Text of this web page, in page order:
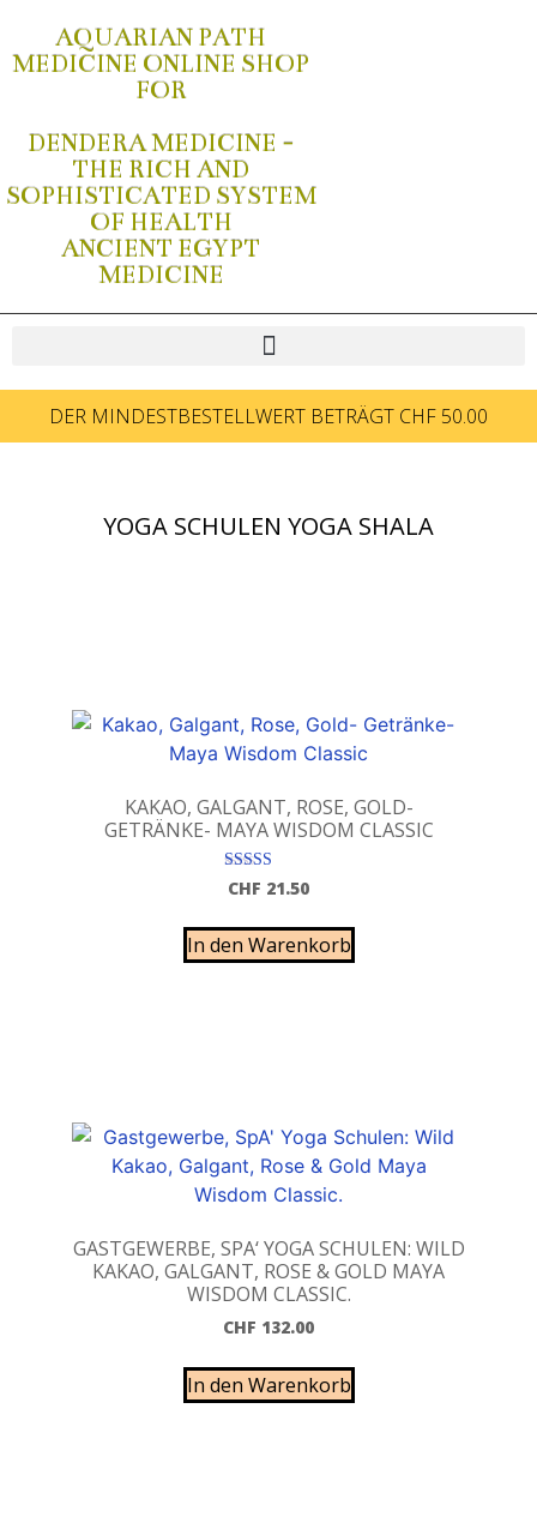
AQUARIAN PATH
MEDICINE ONLINE SHOP
FOR
DENDERA MEDICINE -
THE RICH AND
SOPHISTICATED SYSTEM
OF HEALTH
ANCIENT EGYPT
MEDICINE
DER MINDESTBESTELLWERT BETRÄGT CHF 50.00
YOGA SCHULEN YOGA SHALA
KAKAO, GALGANT, ROSE, GOLD-
GETRÄNKE- MAYA WISDOM CLASSIC
Bewertet mit
5.00
CHF 21.50
In den Warenkorb
GASTGEWERBE, SPA‘ YOGA SCHULEN: WILD
KAKAO, GALGANT, ROSE & GOLD MAYA
WISDOM CLASSIC.
CHF 132.00
In den Warenkorb